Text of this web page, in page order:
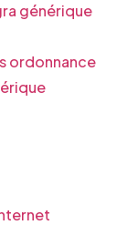
générique
ordonnance